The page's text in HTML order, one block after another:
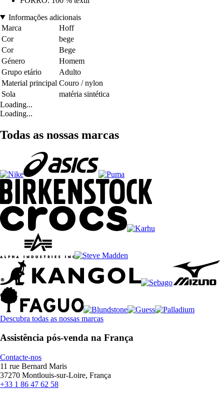
Informações adicionais
Marca
Hoff
Cor
bege
Cor
Bege
Género
Homem
Grupo etário
Adulto
Material principal Couro / nylon
Sola
matéria sintética
Loading...
Loading...
Todas as nossas marcas
Descubra todas as nossas marcas
Assistência pós-venda na França
Contacte-nos
11 rue Bernard Maris
37270 Montlouis-sur-Loire, França
+33 1 86 47 62 58